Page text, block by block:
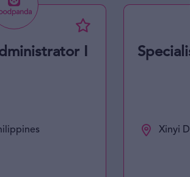
I
Xinyi